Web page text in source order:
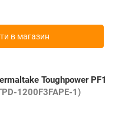
в магазин
Toughpower PF1
1200F3FAPE-1)